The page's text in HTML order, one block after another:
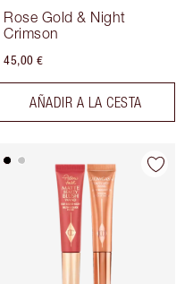
Rose Gold & Night
Crimson
45,00 €
AÑADIR A LA CESTA